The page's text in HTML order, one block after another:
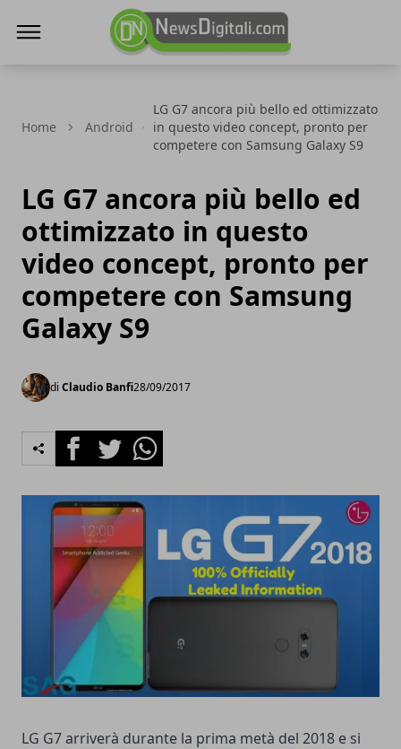
Home Android
LG G7 ancora più bello ed ottimizzato
in questo video concept, pronto per
competere con Samsung Galaxy S9
LG G7 ancora più bello ed
ottimizzato in questo
video concept, pronto per
competere con Samsung
Galaxy S9
di Claudio Banfi28/09/2017
FacebookTwitterWhatsapp
LG G7 arriverà durante la prima metà del 2018 e si